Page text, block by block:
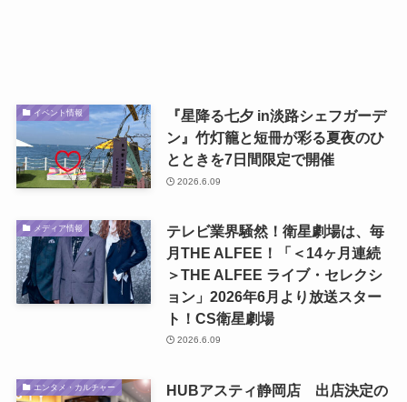
イベント情報
『星降る七夕 in淡路シェフガーデ
ン』竹灯籠と短冊が彩る夏夜のひ
とときを7日間限定で開催
2026.6.09
メディア情報
テレビ業界騒然！衛星劇場は、毎
月THE ALFEE！「＜14ヶ月連続
＞THE ALFEE ライブ・セレクシ
ョン」2026年6月より放送スター
ト！CS衛星劇場
2026.6.09
エンタメ・カルチャー
HUBアスティ静岡店 出店決定の